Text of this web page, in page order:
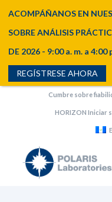
Cumbre sobre
HORIZON Iniciar
ACOMPÁÑANOS EN
SOBRE ANÁLISIS
DE 2026 - 9:00 a. m. a
REGÍSTRESE AHORA